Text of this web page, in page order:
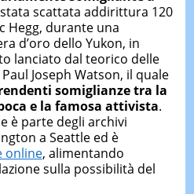
scattata addirittura 120
Hegg, durante una
d’oro dello Yukon, in
lanciato dal teorico delle
Joseph Watson, il quale
somiglianze tra la
e la famosa attivista.
è parte degli archivi
a Seattle ed è
online, alimentando
sulla possibilità del